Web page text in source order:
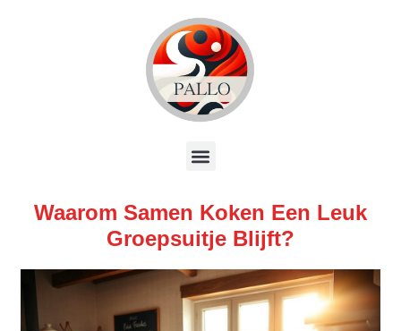
Waarom Samen Koken Een Leuk
Groepsuitje Blijft?